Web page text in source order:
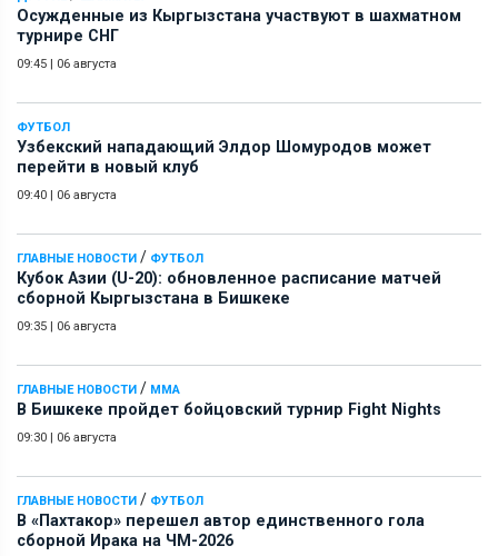
Осужденные из Кыргызстана участвуют в шахматном
турнире СНГ
09:45 06 августа
ФУТБОЛ
Узбекский нападающий Элдор Шомуродов может
перейти в новый клуб
09:40 06 августа
ГЛАВНЫЕ НОВОСТИ / ФУТБОЛ
Кубок Азии (U-20): обновленное расписание матчей
сборной Кыргызстана в Бишкеке
09:35 06 августа
ГЛАВНЫЕ НОВОСТИ / ММА
В Бишкеке пройдет бойцовский турнир Fight Nights
09:30 06 августа
ГЛАВНЫЕ НОВОСТИ / ФУТБОЛ
В «Пахтакор» перешел автор единственного гола
сборной Ирака на ЧМ-2026